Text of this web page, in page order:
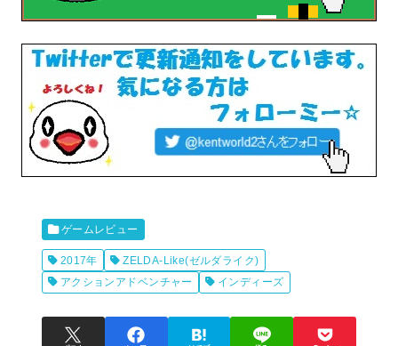
ゲームレビュー
2017年
ZELDA-Like(ゼルダライク)
アクションアドベンチャー
インディーズ